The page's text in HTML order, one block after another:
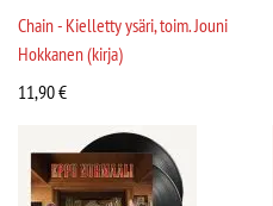
Chain - Kielletty ysäri, toim. Jouni
Hokkanen (kirja)
11,90€